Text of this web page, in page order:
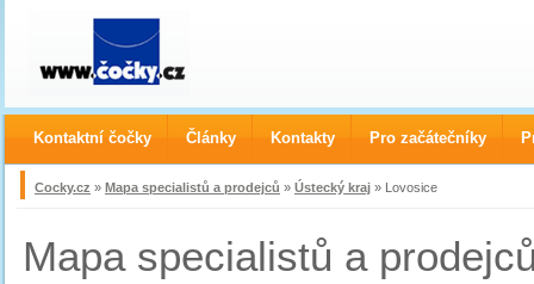
Cocky.cz » Mapa specialistů a prodejců » Ústecký kraj » Lovosice
Mapa specialistů a
Kontaktní čočky Články Kontakty Pro začátečníky